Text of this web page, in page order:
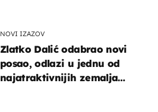
NOVI IZAZOV
Zlatko Dalić odabrao novi
posao, odlazi u jednu od
najatraktivnijih zemalja